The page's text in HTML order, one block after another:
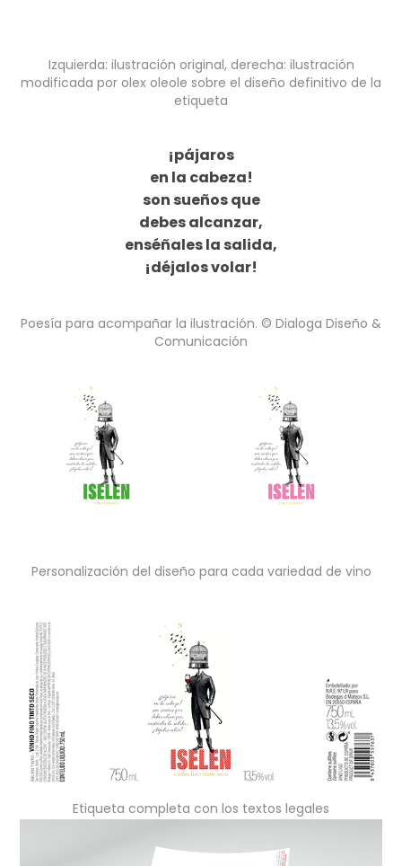
Izquierda: ilustración original, derecha: ilustración
modificada por olex oleole sobre el diseño definitivo de la
etiqueta
¡pájaros
en la cabeza!
son sueños que
debes alcanzar,
enséñales la salida,
¡déjalos volar!
Poesía para acompañar la ilustración. © Dialoga Diseño &
Comunicación
Personalización del diseño para cada variedad de vino
Etiqueta completa con los textos legales